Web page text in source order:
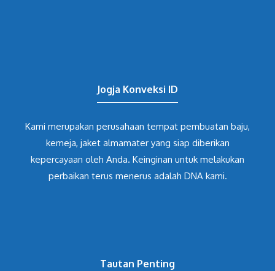
Jogja Konveksi ID
Kami merupakan perusahaan tempat pembuatan baju,
kemeja, jaket almamater yang siap diberikan
kepercayaan oleh Anda. Keinginan untuk melakukan
perbaikan terus menerus adalah DNA kami.
Tautan Penting